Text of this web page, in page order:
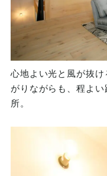
心地よい光と風が抜
がりながらも、程よ
所。